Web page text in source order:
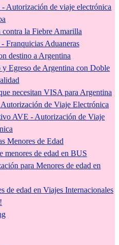
Autorización de viaje electrónica
contra la Fiebre Amarilla
Franquicias Aduaneras
destino a Argentina
y Egreso de Argentina con Doble
necesitan VISA para Argentina
de Viaje Electrónica
AVE - Autorización de Viaje
Menores de Edad
menores de edad en BUS
para Menores de edad en
de edad en Viajes Internacionales